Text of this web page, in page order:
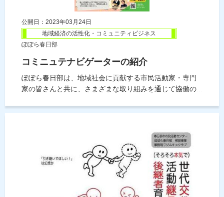
公開日：2023年03月24日
地域経済の活性化・コミュニティビジネス
ぽぽら春日部
コミニュテナビゲーターの紹介
ぽぽら春日部は、地域社会に貢献する市民活動家・専門
家の皆さんと共に、さまざまな取り組みを通じて協働の...